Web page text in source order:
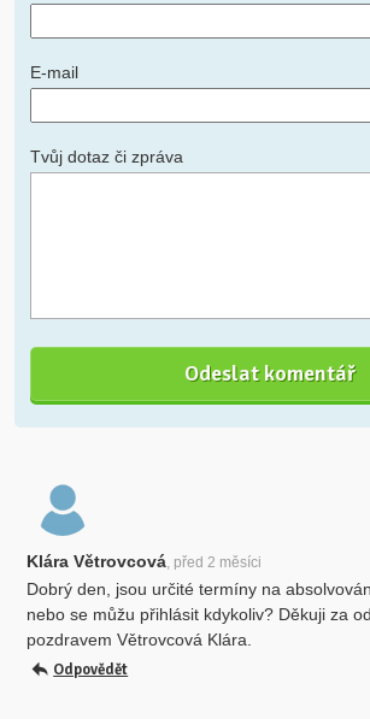
E-mail
Tvůj dotaz či zpráva
Klára Větrovcová, před 2 měsíci
Dobrý den, jsou určité termíny na
nebo se můžu přihlásit kdykoliv? Děkuji za
pozdravem Větrovcová Klára.
Odpovědět